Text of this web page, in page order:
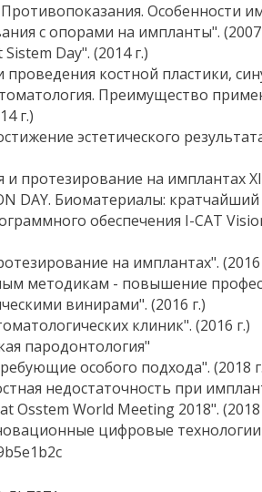
Особенности
с опорами на импланты". (2007
Day". (2014 г.)
костной пластики,
Преимущество
г.)
эстетического
на имплантах
DAY. Биоматериалы: кратчайший
обеспечения I-CAT
на имплантах". (2016
методикам - повышение
винирами". (2016 г.)
клиник". (2016 г.)
пародонтология"
особого подхода". (2018
недостаточность при
Osstem World Meeting 2018". (2018
цифровые